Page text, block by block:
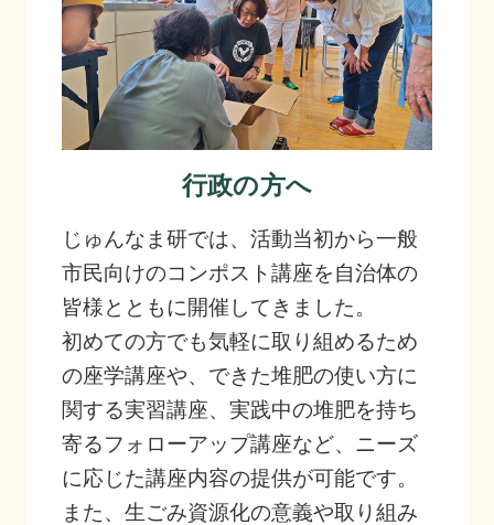
行政の方へ
じゅんなま研では、活動当初から一般
市民向けのコンポスト講座を自治体の
皆様とともに開催してきました。
初めての方でも気軽に取り組めるため
の座学講座や、できた堆肥の使い方に
関する実習講座、実践中の堆肥を持ち
寄るフォローアップ講座など、ニーズ
に応じた講座内容の提供が可能です。
また、生ごみ資源化の意義や取り組み